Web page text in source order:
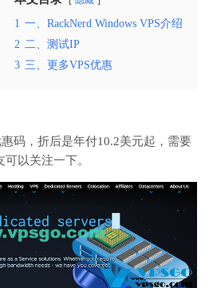
1 一、RackNerd Windows VPS介绍
2 二、测试IP
3 三、更多VPS优惠
码，折后是年付10.2美元起，需要
可以关注一下。